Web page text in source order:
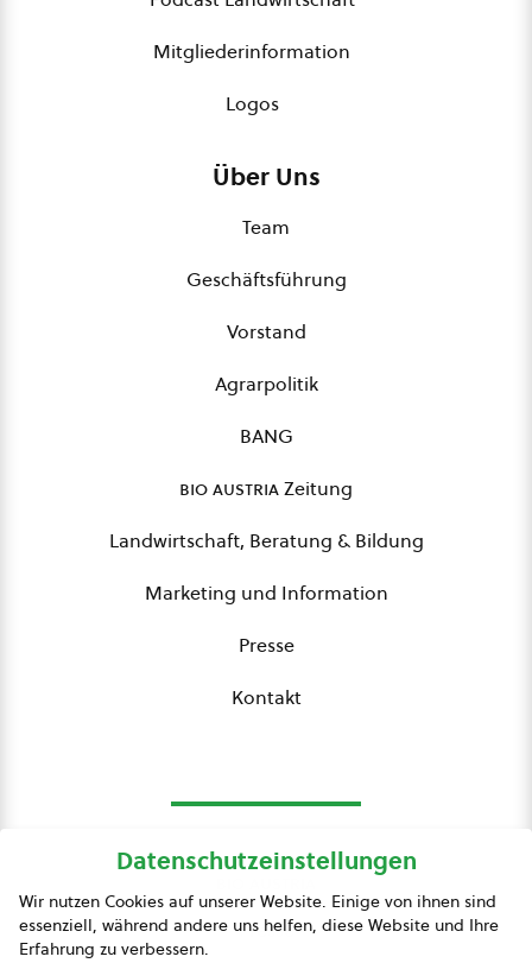
Mitgliederinformation
Logos
Über Uns
Team
Geschäftsführung
Vorstand
Agrarpolitik
BANG
bio austriaZeitung
Landwirtschaft, Beratung & Bildung
Marketing und Information
Presse
Kontakt
Presse
Datenschutzeinstellungen
Wir nutzen Cookies auf unserer Website. Einige von ihnen sind
essenziell, während andere uns helfen, diese Website und Ihre
Erfahrung zu verbessern.